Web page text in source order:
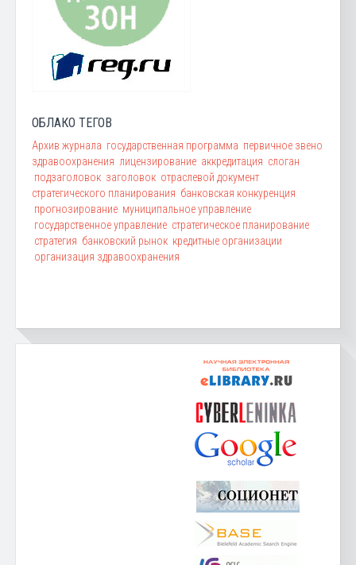
ОБЛАКО ТЕГОВ
Архив журнала государственная программа первичное звено
здравоохранения лицензирование аккредитация слоган
подзаголовок заголовок отраслевой документ
стратегического планирования банковская конкуренция
прогнозирование муниципальное управление
государственное управление стратегическое планирование
стратегия банковский рынок кредитные организации
организация здравоохранения